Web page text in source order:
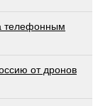
телефонным
от дронов